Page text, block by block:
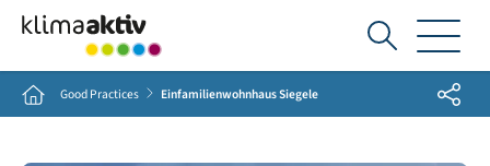
Ich
suche...
Home Good Practices Einfamilienwohnhaus Siegele Share